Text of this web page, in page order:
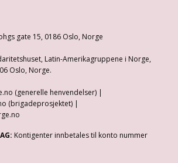
gate 15, 0186 Oslo, Norge
Latin-Amerikagruppene i Norge,
Oslo, Norge.
(generelle henvendelser) |
(brigadeprosjektet) |
Kontigenter innbetales til konto nummer